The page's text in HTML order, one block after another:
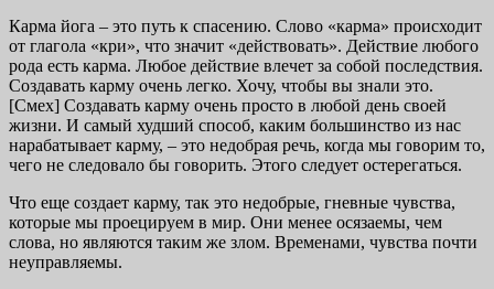
Карма йога – это путь к спасению. Слово «карма» происходит
от глагола «кри», что значит «действовать». Действие любого
рода есть карма. Любое действие влечет за собой последствия.
Создавать карму очень легко. Хочу, чтобы вы знали это.
[Смех] Создавать карму очень просто в любой день своей
жизни. И самый худший способ, каким большинство из нас
нарабатывает карму, – это недобрая речь, когда мы говорим то,
чего не следовало бы говорить. Этого следует остерегаться.
Что еще создает карму, так это недобрые, гневные чувства,
которые мы проецируем в мир. Они менее осязаемы, чем
слова, но являются таким же злом. Временами, чувства почти
неуправляемы.